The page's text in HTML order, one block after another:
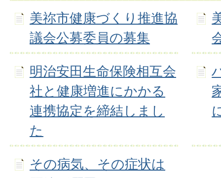
美祢市健康づくり推進協
議会公募委員の募集
明治安田生命保険相互会
社と健康増進にかかる
連携協定を締結しまし
た
その病気、その症状は